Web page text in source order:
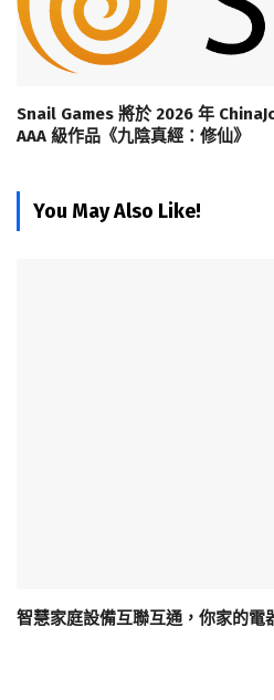
Snail Games 將於 2026 年
AAA 級作品《九陰真經：修仙》
You May Also Like!
智慧家庭設備互聯互通，你家的電